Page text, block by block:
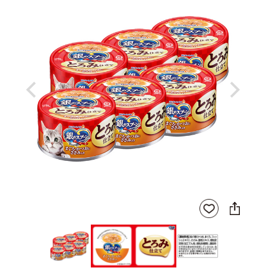
Previous Next
お気
に入
登録
SNS
に